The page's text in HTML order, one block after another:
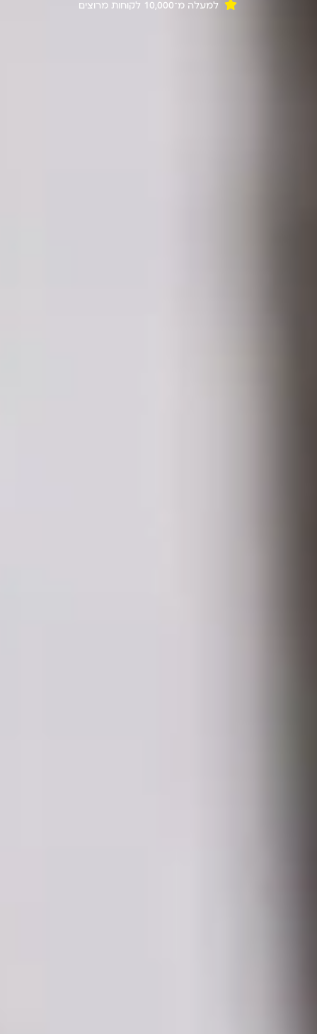
למעלה מ־10,000 לקוחות מרוצים